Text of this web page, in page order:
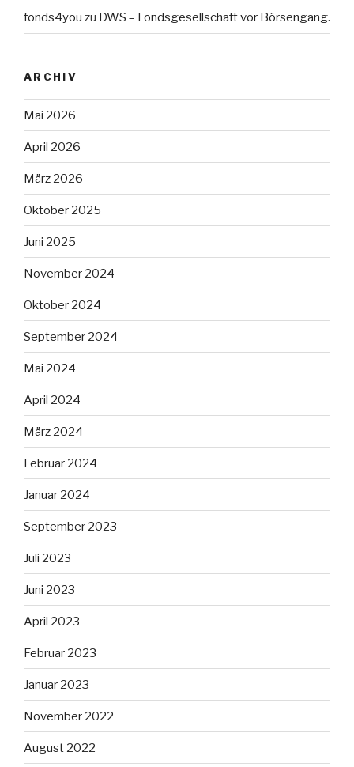
fonds4you zu DWS – Fondsgesellschaft vor Börsengang.
ARCHIV
Mai 2026
April 2026
März 2026
Oktober 2025
Juni 2025
November 2024
Oktober 2024
September 2024
Mai 2024
April 2024
März 2024
Februar 2024
Januar 2024
September 2023
Juli 2023
Juni 2023
April 2023
Februar 2023
Januar 2023
November 2022
August 2022